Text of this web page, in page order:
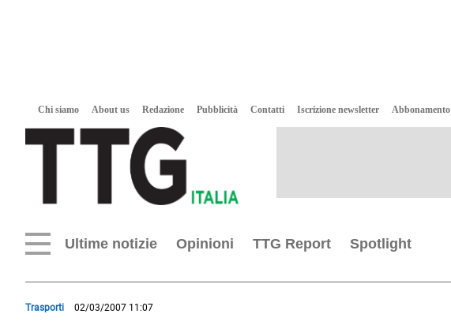
Chi siamo About us Redazione Pubblicità Contatti Iscrizione newsletter Abbonamento
Ultime notizie Opinioni TTG Report Spotlight
Trasporti 02/03/2007 11:07